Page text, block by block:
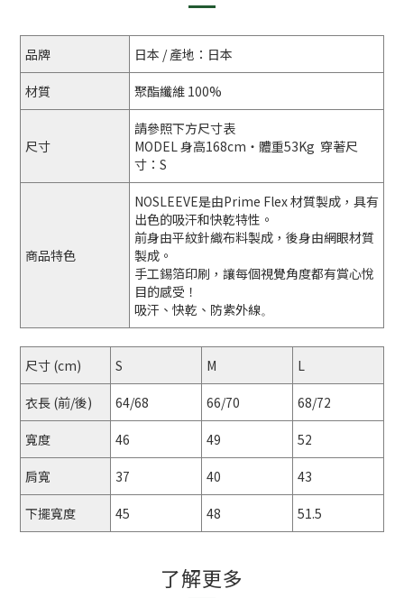
品牌 日本 / 產地：日本
材質 聚酯纖維 100%
尺寸
請參照下方尺寸表
MODEL 身高168cm・體重53Kg 穿著尺
寸：S
商品特色
NOSLEEVE是由Prime Flex 材質製成，具有
出色的吸汗和快乾特性。
前身由平紋針織布料製成，後身由網眼材質
製成。
手工錫箔印刷，讓每個視覺角度都有賞心悅
目的感受！
吸汗、快乾、防紫外線。
尺寸 (cm) S M L
衣長 (前/後) 64/68 66/70 68/72
寬度 46 49 52
肩寬 37 40 43
下擺寬度 45 48 51.5
了解更多